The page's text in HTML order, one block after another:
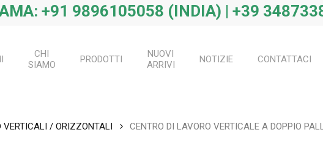
+91 9896105058 (INDIA) | +39
CHI
SIAMO
PRODOTTI
NUOVI
ARRIVI
NOTIZIE CONTATTACI
VERTICALI / ORIZZONTALI CENTRO DI LAVORO VERTICALE A DOPPIO